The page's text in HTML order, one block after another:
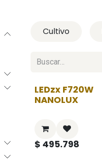
Cultivo
LEDzx F720W
NANOLUX
$ 495.798